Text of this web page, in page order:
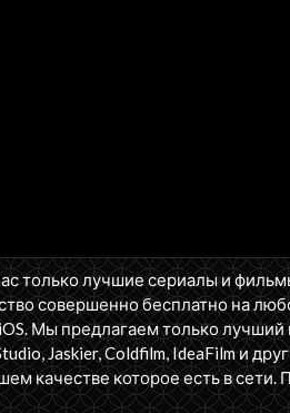
только лучшие сериалы и
совершенно бесплатно на
Мы предлагаем только лучший
Jaskier, Coldfilm, IdeaFilm и
качестве которое есть в сети.